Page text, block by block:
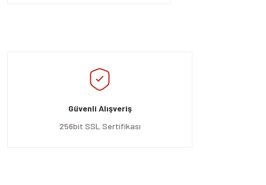
Güvenli Alışveriş
256bit SSL Sertifikası